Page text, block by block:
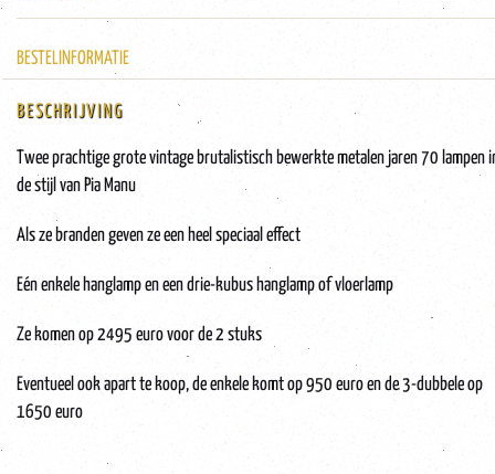
BESTELINFORMATIE
BESCHRIJVING
Twee prachtige grote vintage brutalistisch bewerkte metalen jaren 70 lampen
de stijl van Pia Manu
Als ze branden geven ze een heel speciaal effect
Eén enkele hanglamp en een drie-kubus hanglamp of vloerlamp
Ze komen op 2495 euro voor de 2 stuks
Eventueel ook apart te koop, de enkele komt op 950 euro en de 3-dubbele op
1650 euro